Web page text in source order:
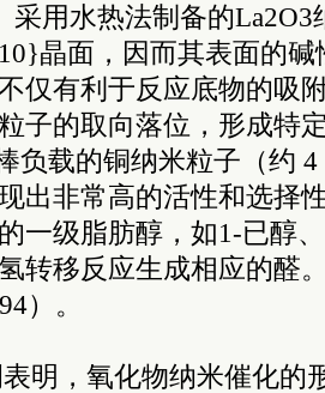
采用水热法制备的
晶面，因而其表面的碱
仅有利于反应底物的吸
子的取向落位，形成特
负载的铜纳米粒子（约
出非常高的活性和选择
一级脂肪醇，如1-已醇
转移反应生成相应的醛
）。
表明，氧化物纳米催化的